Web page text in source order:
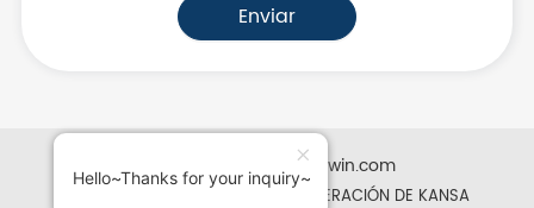
Enviar
Desarrollado por iglobalwin.com
Derechos de autor © 2025 REFRIGERACIÓN DE KANSA
Hello~Thanks for your inquiry~